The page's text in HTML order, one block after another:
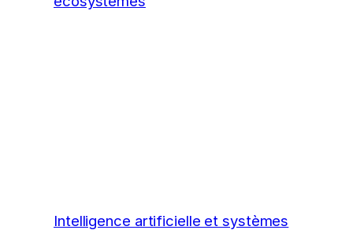
Intelligence artificielle et systèmes